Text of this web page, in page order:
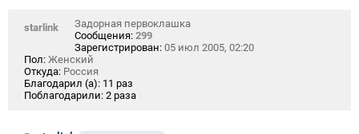
starlink
Задорная первоклашка
Сообщения: 299
Зарегистрирован: 05 июл 2005, 02:20
Пол: Женский
Откуда: Россия
Благодарил (а): 11 раз
Поблагодарили: 2 раза